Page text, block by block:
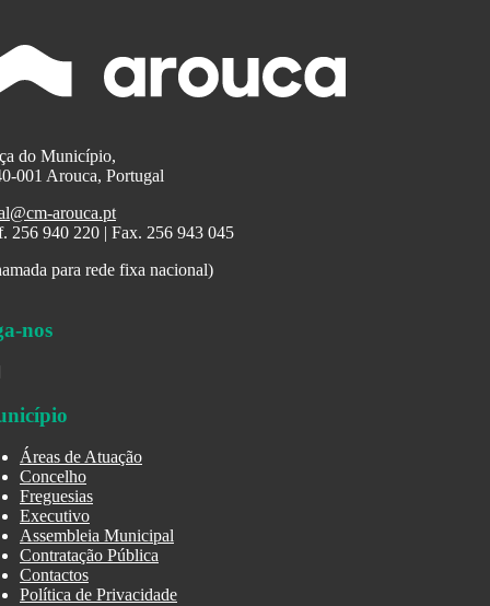
do Município,
001 Arouca, Portugal
arouca.pt
256 940 220 | Fax. 256 943 045
para rede fixa nacional)
nos
Áreas de Atuação
Concelho
Freguesias
Executivo
Assembleia Municipal
Contratação Pública
Contactos
Política de Privacidade